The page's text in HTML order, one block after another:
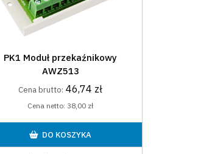
PK1 Moduł przekaźnikowy
AWZ513
Cena brutto: 46,74 zł
Cena netto:38,00 zł
DO KOSZYKA